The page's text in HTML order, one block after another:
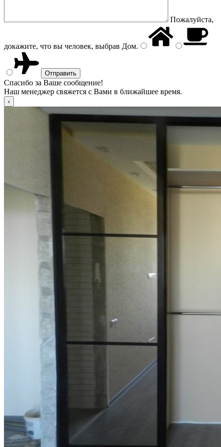
Пожалуйста,
докажите, что вы человек, выбрав Дом.
Спасибо за Ваше сообщение!
Наш менеджер свяжется с Вами в ближайшее время.